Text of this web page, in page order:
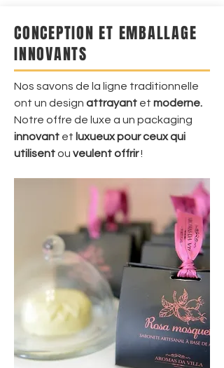
CONCEPTION ET EMBALLAGE
INNOVANTS
Nos savons de la ligne traditionnelle
ont un design attrayant et moderne.
Notre offre de luxe a un packaging
innovant et luxueuxpour ceux qui
utilisentou veulent offrir!